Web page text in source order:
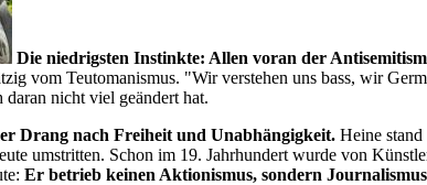
Die niedrigsten Instinkte: Allen voran der
vom Teutomanismus. "Wir verstehen uns bass, wir
nicht viel geändert hat.
Drang nach Freiheit und Unabhängigkeit. Heine
umstritten. Schon im 19. Jahrhundert wurde von
Er betrieb keinen Aktionismus, sondern